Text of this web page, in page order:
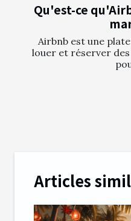
Qu'est-ce
Airbnb est une
louer et réserver
Articles